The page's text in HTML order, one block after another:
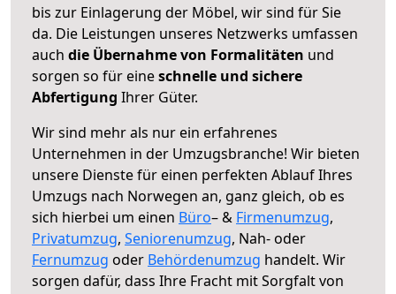
bis zur Einlagerung der Möbel, wir sind für Sie
da. Die Leistungen unseres Netzwerks umfassen
auch die Übernahme von Formalitäten und
sorgen so für eineschnelle und sichere
Abfertigung Ihrer Güter.
Wir sind mehr als nur ein erfahrenes
Unternehmen in der Umzugsbranche! Wir bieten
unsere Dienste für einen perfekten Ablauf Ihres
Umzugs nach Norwegen an, ganz gleich, ob es
sich hierbei um einen Büro– & Firmenumzug,
Privatumzug, Seniorenumzug, Nah- oder
Fernumzug oder Behördenumzug handelt. Wir
sorgen dafür, dass Ihre Fracht mit Sorgfalt von